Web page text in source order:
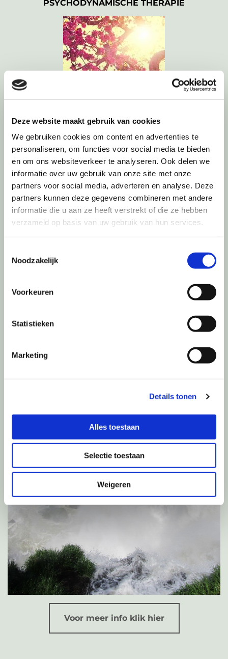
Deze website maakt gebruik van cookies
We gebruiken cookies om content en advertenties te
personaliseren, om functies voor social media te bieden
en om ons websiteverkeer te analyseren. Ook delen we
informatie over uw gebruik van onze site met onze
partners voor social media, adverteren en analyse. Deze
partners kunnen deze gegevens combineren met andere
informatie die u aan ze heeft verstrekt of die ze hebben
verzameld op basis van uw gebruik van hun services.
Noodzakelijk
Voorkeuren
Statistieken
Marketing
Details tonen
Alles toestaan
Selectie toestaan
Weigeren
PSYCHODYNAMISCHE THERAPIE
Voor meer info klik hier
REFERENTIES
Voor meer info klik hier